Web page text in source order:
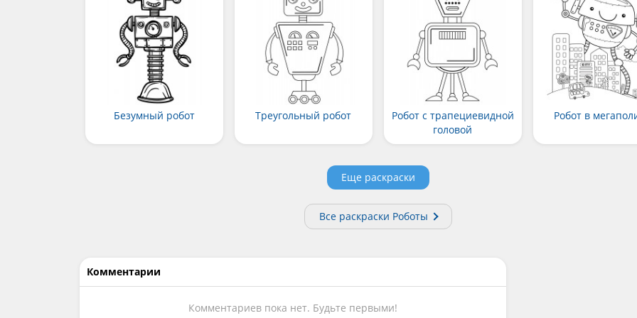
Безумный робот Треугольный робот
Робот с трапециевидной
головой
Робот в
Еще раскраски
Все раскраски Роботы
Комментарии
Комментариев пока нет. Будьте первыми!